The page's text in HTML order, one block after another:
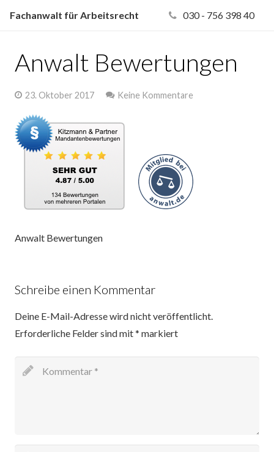
Fachanwalt für Arbeitsrecht 030 - 756 398 40
Anwalt Bewertungen
23. Oktober 2017 Keine Kommentare
Anwalt Bewertungen
Schreibe einen Kommentar
Deine E-Mail-Adresse wird nicht veröffentlicht.
Erforderliche Felder sind mit* markiert